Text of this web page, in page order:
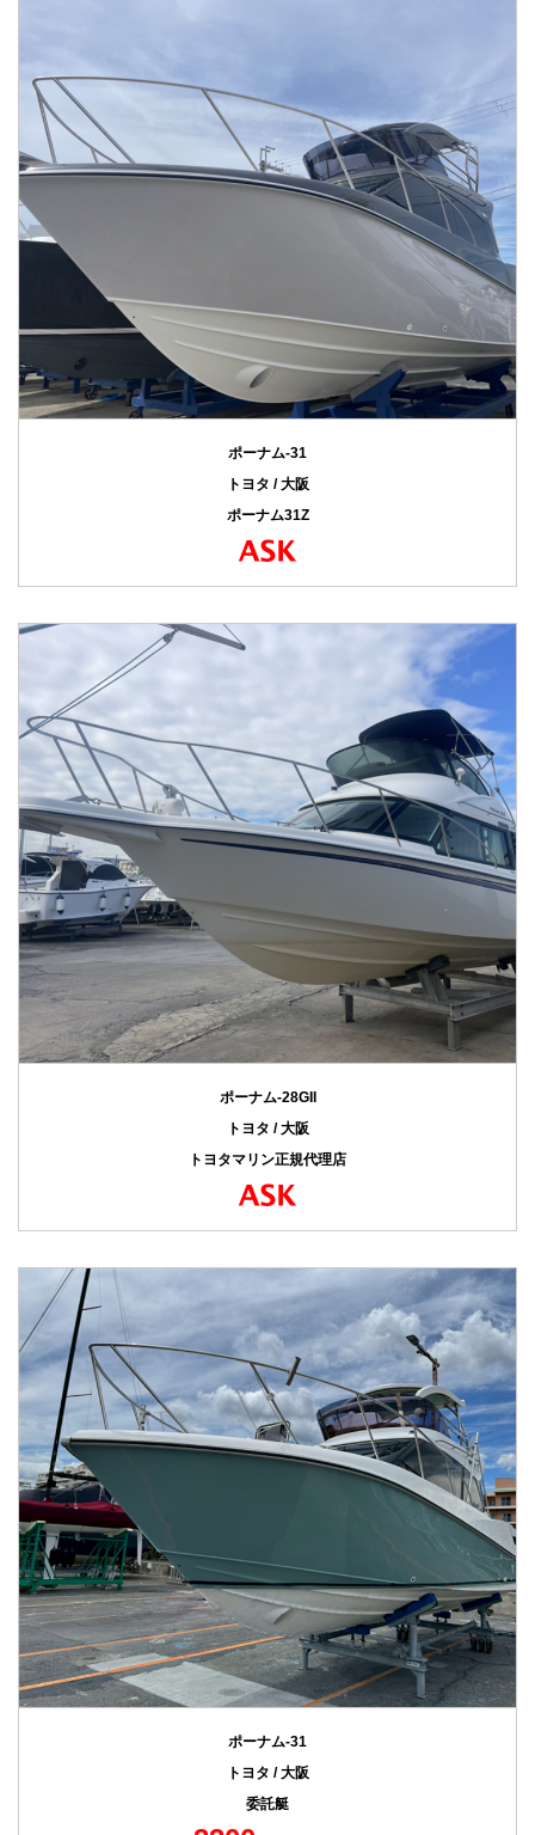
ポーナム-31
トヨタ / 大阪
ポーナム31Z
ポーナム-28GII
トヨタ / 大阪
トヨタマリン正規代理店
ポーナム-31
トヨタ / 大阪
委託艇